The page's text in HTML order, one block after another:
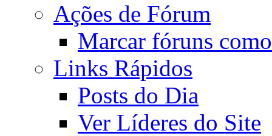
Ações de Fórum
Marcar fóruns
Links Rápidos
Posts do Dia
Ver Líderes do Site